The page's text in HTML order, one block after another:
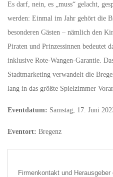
Es darf, nein, es „muss“ gelacht,
werden: Einmal im Jahr gehört die
besonderen Gästen – nämlich den
Piraten und Prinzessinnen bedeutet
inklusive Rote-Wangen-Garantie.
Stadtmarketing verwandelt die
lang in das größte Spielzimmer
Eventdatum: Samstag, 17. Juni
Eventort: Bregenz
Firmenkontakt und